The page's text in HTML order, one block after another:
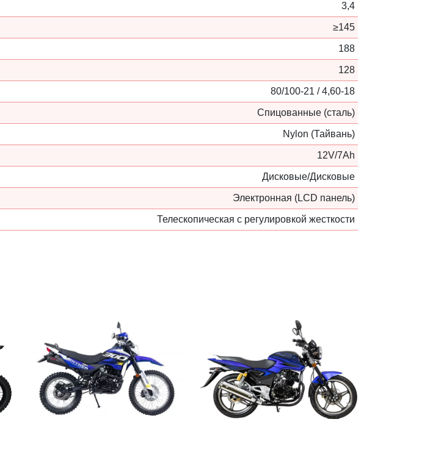
3,4
≥145
188
128
80/100-21 / 4,60-18
Cпицованные (сталь)
Nylon (Тайвань)
12V/7Ah
Дисковые/Дисковые
Электронная (LCD панель)
Телескопическая с регулировкой жесткости